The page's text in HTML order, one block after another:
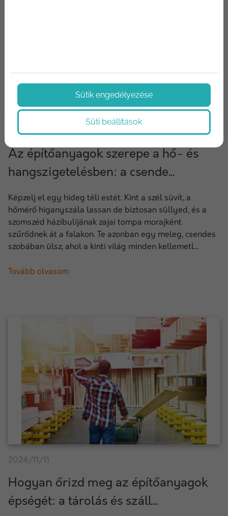
2024/12/06
Az építőanyagok szerepe a hő- és
hangszigetelésben: a csende...
Képzelj el egy hideg téli estét. Kint a szél süvít, a
hőmérő higanyszála lassan de biztosan süllyed, és a
szomszéd házibulijának zajai tompa morajként
szűrődnek át a falakon. Te azonban egy meleg, csendes
szobában ülsz, ahol a kinti világ minden kellemetl...
Tovább olvasom
2024/11/11
Hogyan őrizd meg az építőanyagok
épségét: a tárolás és száll...
Sütik engedélyezése
Süti beállítások